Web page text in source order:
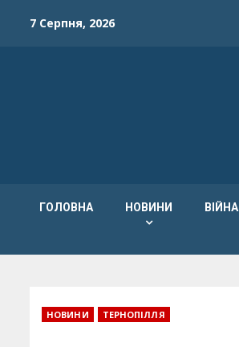
7 Серпня, 2026
ГОЛОВНА НОВИНИ ВІЙНА
НОВИНИ ТЕРНОПІЛЛЯ